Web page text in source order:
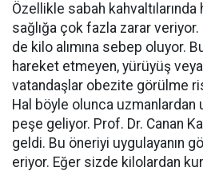
Özellikle sabah kahvaltılarında
sağlığa çok fazla zarar
de kilo alımına sebep oluyor.
hareket etmeyen, yürüyüş
vatandaşlar obezite görülme
Hal böyle olunca uzmanlardan
peşe geliyor. Prof. Dr. Canan
geldi. Bu öneriyi uygulayanın
eriyor. Eğer sizde kilolardan